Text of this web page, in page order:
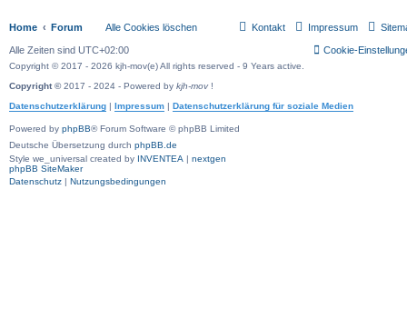
Home Forum Impressum
Kontakt
Alle Cookies löschen
Alle Zeiten sind UTC+02:00 Cookie-
Copyright © 2017 - 2026 kjh-mov(e) All rights reserved - 9 Years active.
Copyright ©2017 - 2024 - Powered by kjh-mov!
Datenschutzerklärung | Impressum | Datenschutzerklärung für soziale Medien
Powered by phpBB® Forum Software © phpBB Limited
Deutsche Übersetzung durch phpBB.de
Style we_universal created by INVENTEA | nextgen
phpBB SiteMaker
Datenschutz | Nutzungsbedingungen